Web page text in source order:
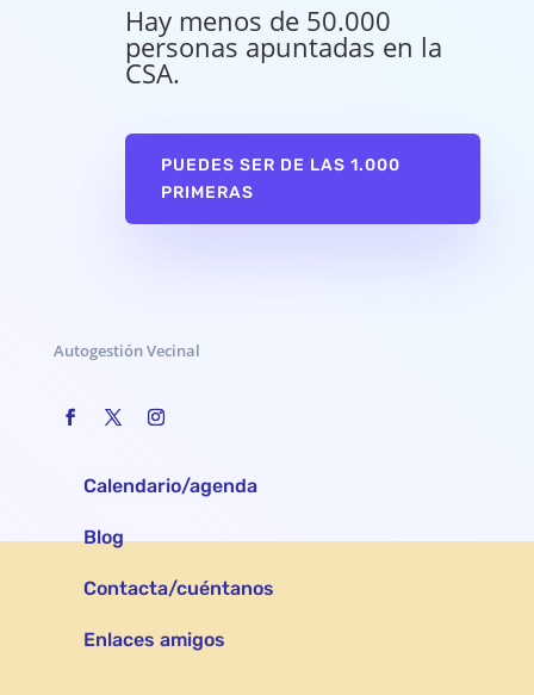
Hay menos de 50.000
personas apuntadas en la
CSA.
PUEDES SER DE LAS 1.000
PRIMERAS
Autogestión Vecinal
Calendario/agenda
Blog
Contacta/cuéntanos
Enlaces amigos